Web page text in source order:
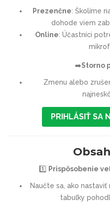
Prezenčne: Školíme
dohode viem
Online: Účastníci
➡️Storno
Zmenu alebo
PRIHLÁSIŤ SA
1️⃣ Prispôsobenie
Naučte sa, ako nastaviť
tabuľky